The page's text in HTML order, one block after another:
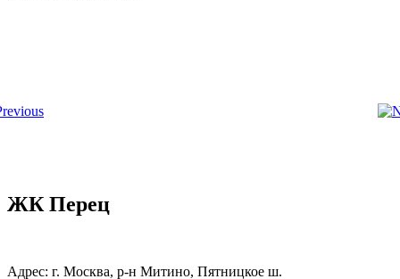
ЖК Перец
Адрес: г. Москва, р-н Митино, Пятницкое ш.